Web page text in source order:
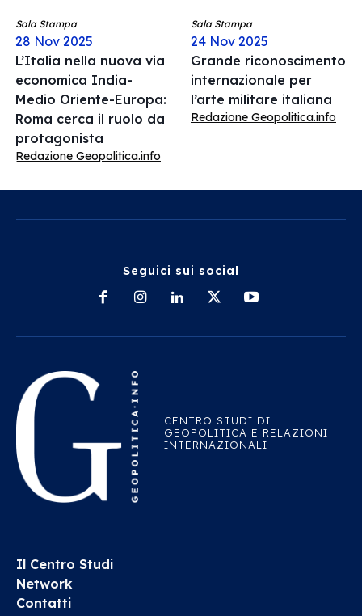
Sala Stampa
28 Nov 2025
L’Italia nella nuova via
economica India-
Medio Oriente-Europa:
Roma cerca il ruolo da
protagonista
Redazione Geopolitica.info
Sala Stampa
24 Nov 2025
Grande riconoscimento
internazionale per
l’arte militare italiana
Redazione Geopolitica.info
Seguici sui social
CENTRO STUDI DI
GEOPOLITICA E RELAZIONI
INTERNAZIONALI
Il Centro Studi
Network
Contatti